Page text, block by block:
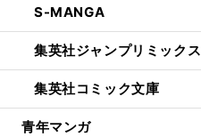
S-MANGA
集英社ジャンプリミックス
集英社コミック文庫
青年マンガ